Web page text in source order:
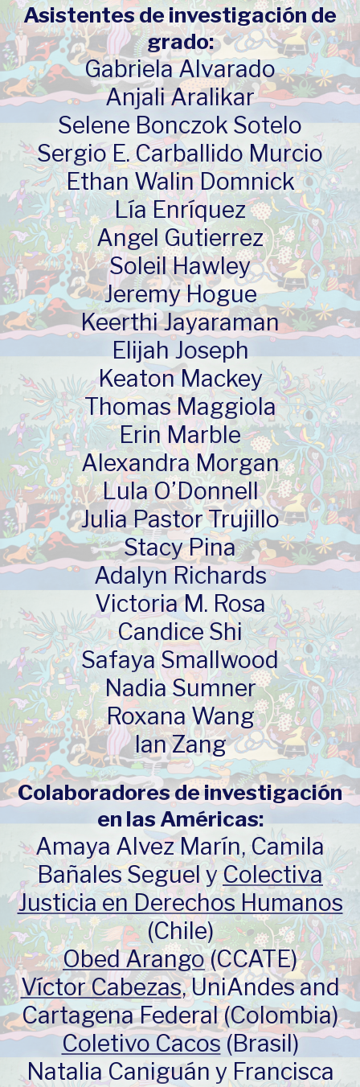
Asistentes de investigación de
grado:
Gabriela Alvarado
Anjali Aralikar
Selene Bonczok Sotelo
Sergio E. Carballido Murcio
Ethan Walin Domnick
Lía Enríquez
Angel Gutierrez
Soleil Hawley
Jeremy Hogue
Keerthi Jayaraman
Elijah Joseph
Keaton Mackey
Thomas Maggiola
Erin Marble
Alexandra Morgan
Lula O’Donnell
Julia Pastor Trujillo
Stacy Pina
Adalyn Richards
Victoria M. Rosa
Candice Shi
Safaya Smallwood
Nadia Sumner
Roxana Wang
Ian Zang
Colaboradores de investigación
en las Américas:
Amaya Alvez Marín, Camila
Bañales Seguel yColectiva
Justicia en Derechos Humanos
(Chile)
Obed Arango(CCATE)
Víctor Cabezas, UniAndes and
Cartagena Federal (Colombia)
Coletivo Cacos(Brasil)
Natalia Caniguán y Francisca